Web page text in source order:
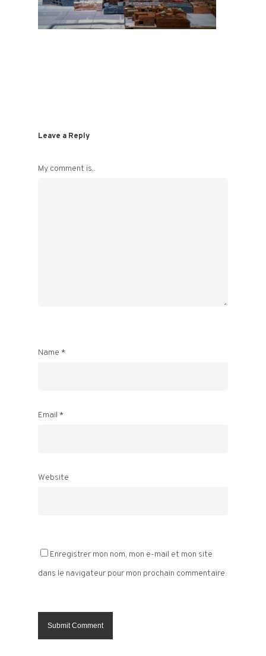
Leave a Reply
My comment is..
Name *
Email *
Website
Enregistrer mon nom, mon e-mail et mon site
dans le navigateur pour mon prochain commentaire.